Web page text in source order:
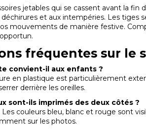
jetables qui se cassent avant la
déchirures et aux intempéries. Les
mouvements de manière festive.
fréquentes sur le
convient-il aux enfants ?
en plastique est particulièrement
derrière les oreilles.
sont-ils imprimés des deux côtés ?
couleurs bleu, blanc et rouge sont
sur les photos.